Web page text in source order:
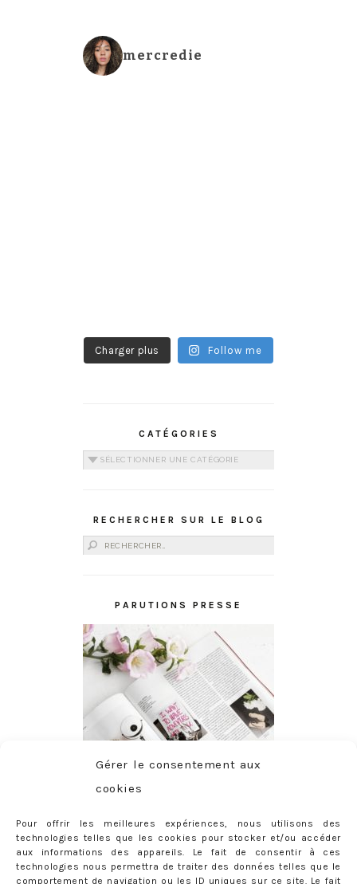
Gérer le consentement aux
cookies
Pour offrir les meilleures expériences, nous utilisons des
technologies telles que les cookies pour stocker et/ou accéder
aux informations des appareils. Le fait de consentir à ces
technologies nous permettra de traiter des données telles que le
comportement de navigation ou les ID uniques sur ce site. Le fait
mercredie
Charger plus Follow me
CATÉGORIES
Catégories
RECHERCHER SUR LE BLOG
Rechercher :
PARUTIONS PRESSE